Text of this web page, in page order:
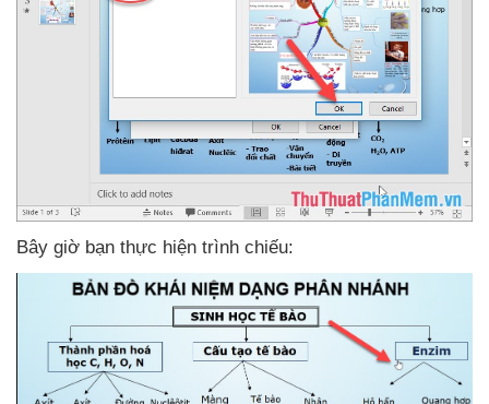
Bây giờ bạn thực hiện trình chiếu: